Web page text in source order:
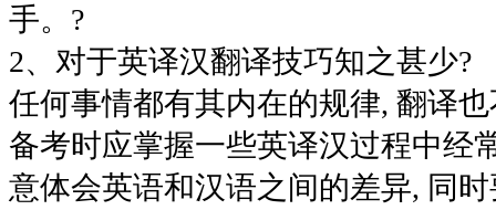
手。?
2、对于英译汉翻译技巧知之甚少?
任何事情都有其内在的规律, 翻译
备考时应掌握一些英译汉过程中经
意体会英语和汉语之间的差异, 同